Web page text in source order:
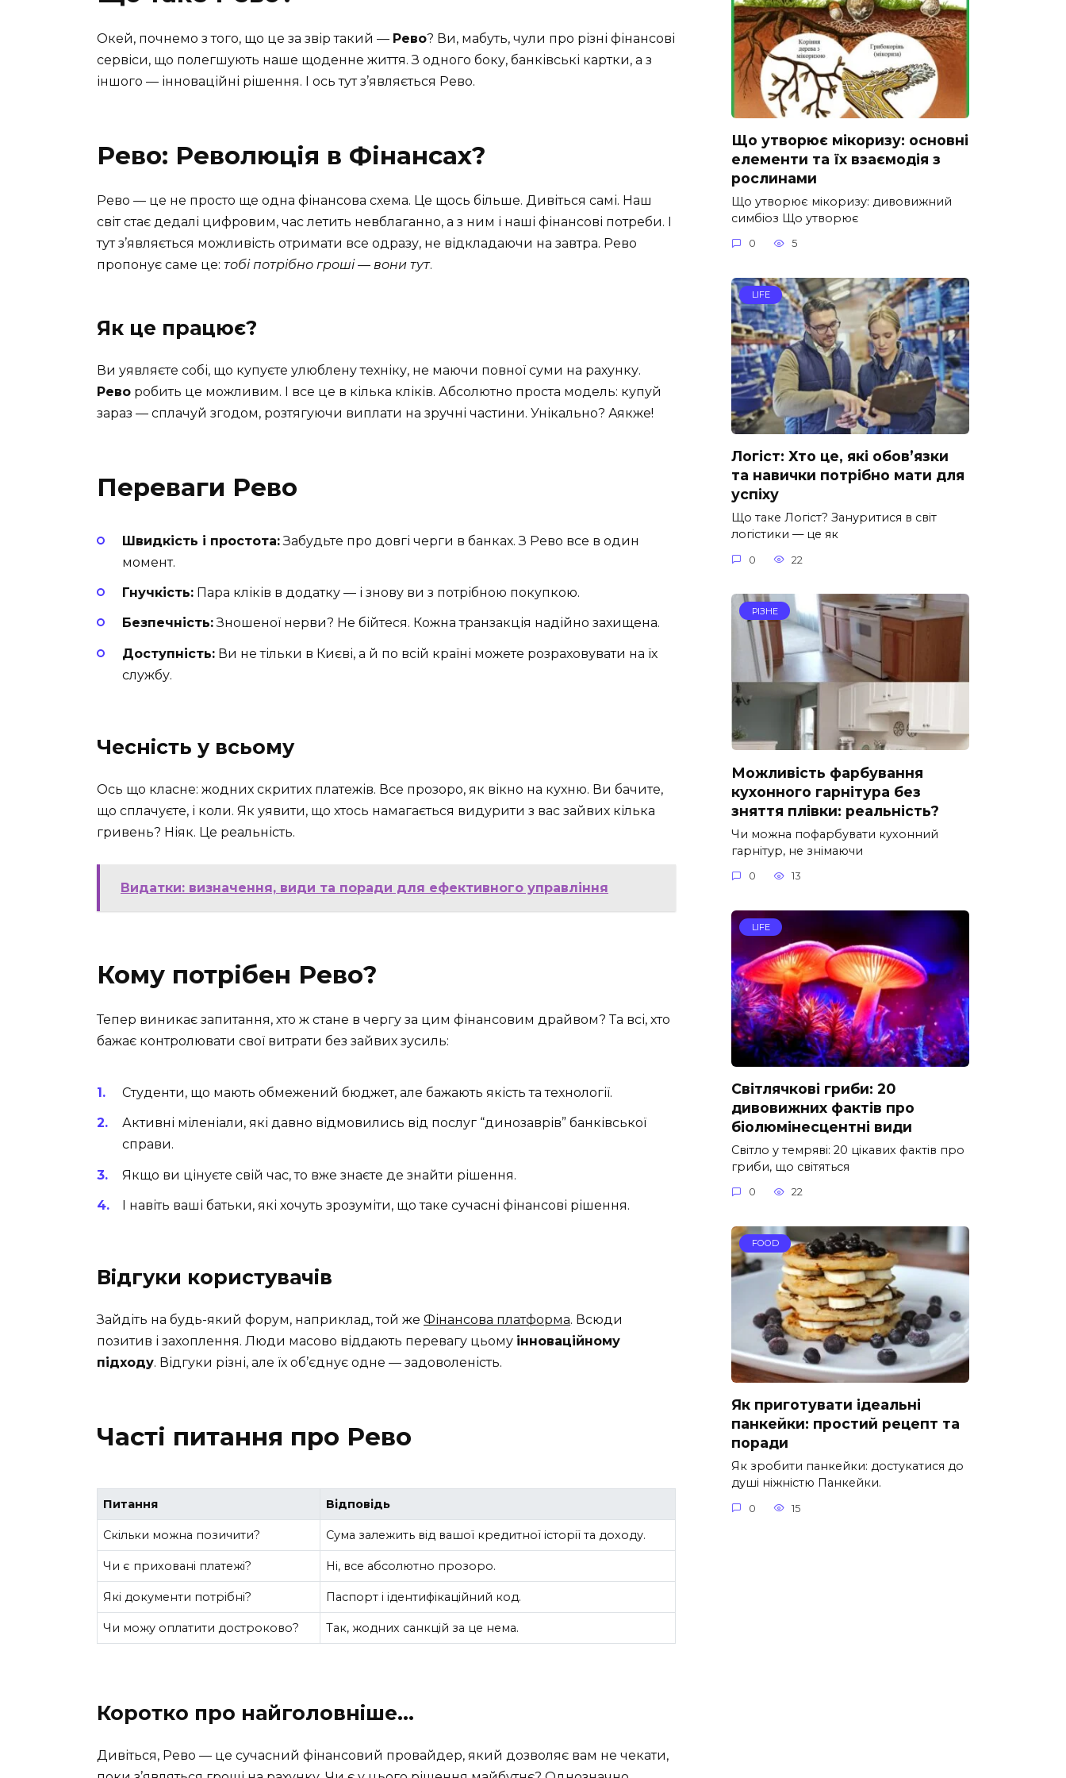
Окей, почнемо з того, що це за звір такий — Рево? Ви, мабуть, чули про різні фінансові
сервіси, що полегшують наше щоденне життя. З одного боку, банківські картки, а з
іншого — інноваційні рішення. І ось тут з’являється Рево.
Рево: Революція в Фінансах?
Рево — це не просто ще одна фінансова схема. Це щось більше. Дивіться самі. Наш
світ стає дедалі цифровим, час летить невблаганно, а з ним і наші фінансові потреби. І
тут з’являється можливість отримати все одразу, не відкладаючи на завтра. Рево
пропонує саме це: тобі потрібно гроші — вони тут.
Як це працює?
Ви уявляєте собі, що купуєте улюблену техніку, не маючи повної суми на рахунку.
Рево робить це можливим. І все це в кілька кліків. Абсолютно проста модель: купуй
зараз — сплачуй згодом, розтягуючи виплати на зручні частини. Унікально? Аякже!
Переваги Рево
Швидкість і простота:Забудьте про довгі черги в банках. З Рево все в один
момент.
Гнучкість: Пара кліків в додатку — і знову ви з потрібною покупкою.
Безпечність:Зношеної нерви? Не бійтеся. Кожна транзакція надійно захищена.
Доступність: Ви не тільки в Києві, а й по всій країні можете розраховувати на їх
службу.
Чесність у всьому
Ось що класне: жодних скритих платежів. Все прозоро, як вікно на кухню. Ви бачите,
що сплачуєте, і коли. Як уявити, що хтось намагається видурити з вас зайвих кілька
гривень? Ніяк. Це реальність.
Видатки: визначення, види та поради для ефективного управління
Кому потрібен Рево?
Тепер виникає запитання, хто ж стане в чергу за цим фінансовим драйвом? Та всі, хто
бажає контролювати свої витрати без зайвих зусиль:
Студенти, що мають обмежений бюджет, але бажають якість та технології.
Активні міленіали, які давно відмовились від послуг “динозаврів” банківської
справи.
Якщо ви цінуєте свій час, то вже знаєте де знайти рішення.
І навіть ваші батьки, які хочуть зрозуміти, що таке сучасні фінансові рішення.
Відгуки користувачів
Зайдіть на будь-який форум, наприклад, той же Фінансова платформа. Всюди
позитив і захоплення. Люди масово віддають перевагу цьому інноваційному
підходу. Відгуки різні, але їх об’єднує одне — задоволеність.
Часті питання про Рево
Питання Відповідь
Скільки можна позичити? Сума залежить від вашої кредитної історії та доходу.
Чи є приховані платежі? Ні, все абсолютно прозоро.
Які документи потрібні? Паспорт і ідентифікаційний код.
Чи можу оплатити достроково? Так, жодних санкцій за це нема.
Коротко про найголовніше…
Дивіться, Рево — це сучасний фінансовий провайдер, який дозволяє вам не чекати,
Що утворює мікоризу: основні
елементи та їх взаємодія з
рослинами
Що утворює мікоризу: дивовижний
симбіоз Що утворює
0 5
LIFE
Логіст: Хто це, які обов’язки
та навички потрібно мати для
успіху
Що таке Логіст? Зануритися в світ
логістики — це як
0 22
РІЗНЕ
Можливість фарбування
кухонного гарнітура без
зняття плівки: реальність?
Чи можна пофарбувати кухонний
гарнітур, не знімаючи
0 13
LIFE
Світлячкові гриби: 20
дивовижних фактів про
біолюмінесцентні види
Світло у темряві: 20 цікавих фактів про
гриби, що світяться
0 22
FOOD
Як приготувати ідеальні
панкейки: простий рецепт та
поради
Як зробити панкейки: достукатися до
душі ніжністю Панкейки.
0 15